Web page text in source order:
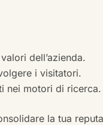
dell’azienda.
i visitatori.
nei motori di ricerca.
la tua